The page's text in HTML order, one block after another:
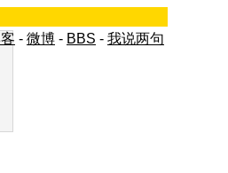
- 微博 - BBS - 我说两句